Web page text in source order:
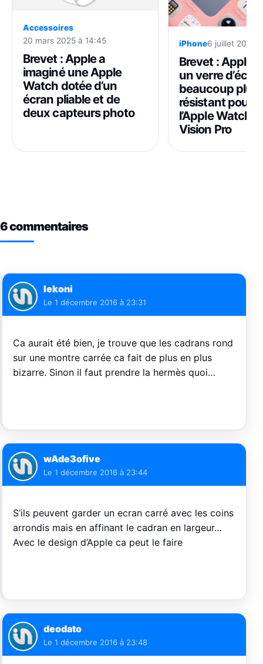
Accessoires
20 mars 2025 à 14:45
Brevet : Apple a
imaginé une Apple
Watch dotée d’un
écran pliable et de
deux capteurs photo
iPhone6 juillet 2026
Brevet : Apple
un verre
beaucoup plus
résistant pour
l’Apple Watch
Vision Pro
6 commentaires
Iekoni
Le 1 décembre 2016 à 23:31
Ca aurait été bien, je trouve que les cadrans rond
sur une montre carrée ca fait de plus en plus
bizarre. Sinon il faut prendre la hermès quoi…
wAde3ofive
Le 1 décembre 2016 à 23:44
S’ils peuvent garder un ecran carré avec les coins
arrondis mais en affinant le cadran en largeur…
Avec le design d’Apple ca peut le faire
deodato
Le 1 décembre 2016 à 23:48